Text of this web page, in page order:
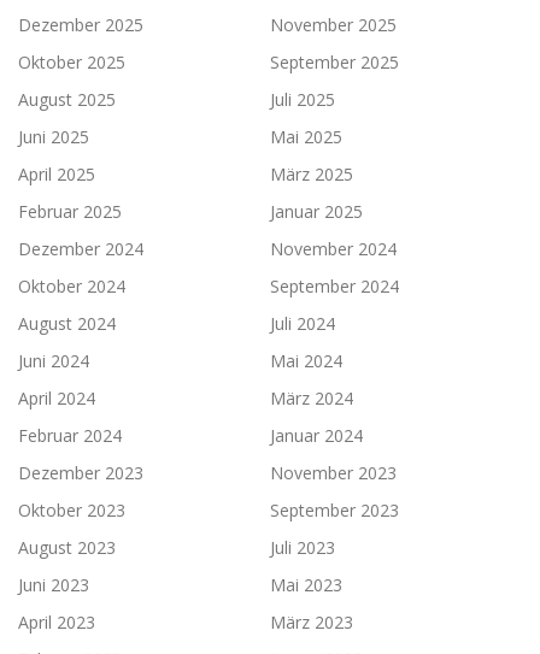
Dezember 2025
November 2025
Oktober 2025
September 2025
August 2025
Juli 2025
Juni 2025
Mai 2025
April 2025
März 2025
Februar 2025
Januar 2025
Dezember 2024
November 2024
Oktober 2024
September 2024
August 2024
Juli 2024
Juni 2024
Mai 2024
April 2024
März 2024
Februar 2024
Januar 2024
Dezember 2023
November 2023
Oktober 2023
September 2023
August 2023
Juli 2023
Juni 2023
Mai 2023
April 2023
März 2023